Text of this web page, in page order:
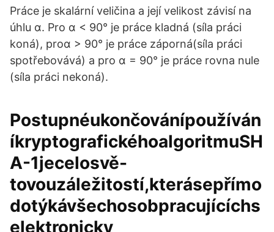
Práce je skalární veličina a její velikost závisí na
úhlu α. Pro α < 90° je práce kladná (síla práci
koná), proα > 90° je práce záporná(síla práci
spotřebovává) a pro α = 90° je práce rovna nule
(síla práci nekoná).
Postupnéukončovánípoužíván
íkryptografickéhoalgoritmuSH
A-1jecelosvě-
tovouzáležitostí,kterásepřímo
dotýkávšechosobpracujícíchs
elektronicky